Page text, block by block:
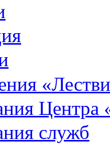
Центра
служб